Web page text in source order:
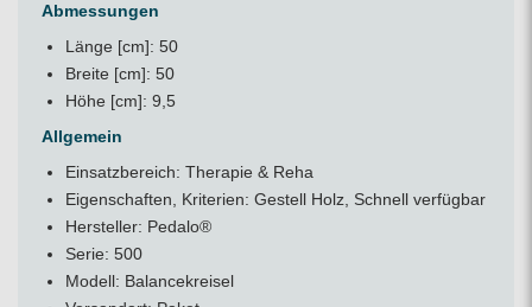
Abmessungen
Länge [cm]: 50
Breite [cm]: 50
Höhe [cm]: 9,5
Allgemein
Einsatzbereich: Therapie & Reha
Eigenschaften, Kriterien: Gestell Holz, Schnell verfügbar
Hersteller: Pedalo®
Serie: 500
Modell: Balancekreisel